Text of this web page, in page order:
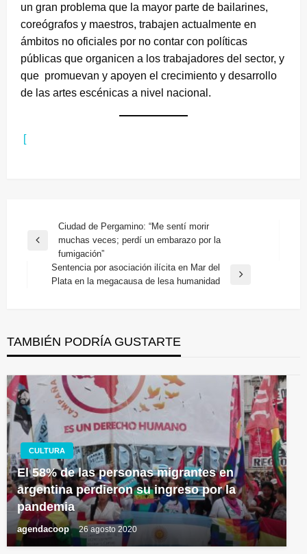
un gran problema que la mayor parte de bailarines,
coreógrafos y maestros, trabajen actualmente en
ámbitos no oficiales por no contar con políticas
públicas que organicen a los trabajadores del sector, y
que promuevan y apoyen el crecimiento y desarrollo
de las artes escénicas a nivel nacional.
[
Navegación
de
entradas
Entrada
Ciudad de Pergamino: “Me sentí morir
muchas veces; perdí un embarazo por la
fumigación”
Entrada
Sentencia por asociación ilícita en Mar del
Plata en la megacausa de lesa humanidad
TAMBIÉN PODRÍA GUSTARTE
CULTURA
El 58% de las personas migrantes en
argentina perdieron su ingreso por la
pandemia
agendacoop 26 agosto 2020